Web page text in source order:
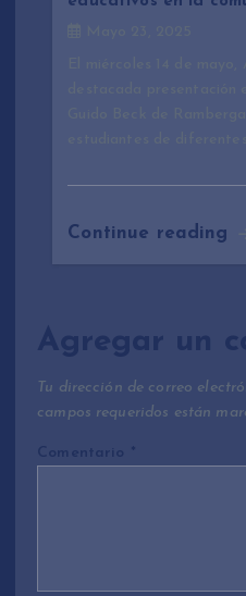
Continue reading
Agregar un
Tu dirección de correo
campos requeridos están
Comentario *